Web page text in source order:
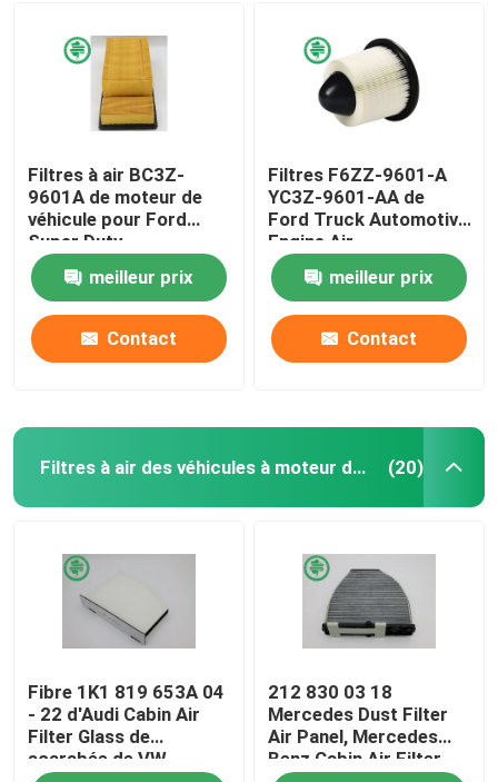
Filtres à air BC3Z-
9601A de moteur de
véhicule pour Ford
Super Duty
meilleur prix
Contact
Filtres F6ZZ-9601-A
YC3Z-9601-AA de
Ford Truck Automotive
Engine Air
meilleur prix
Contact
Filtres à air des véhicules à moteur de cabine (20)
Fibre 1K1 819 653A 04
- 22 d'Audi Cabin Air
Filter Glass de
scarabée de VW
212 830 03 18
Mercedes Dust Filter
Air Panel, Mercedes
Benz Cabin Air Filter